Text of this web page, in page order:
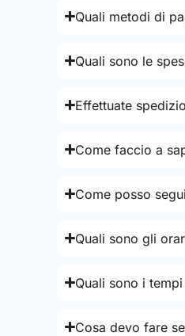
Quali metodi di
Quali sono le
Effettuate
Come faccio a
Come posso
Quali sono gli
Quali sono i
Cosa devo fare